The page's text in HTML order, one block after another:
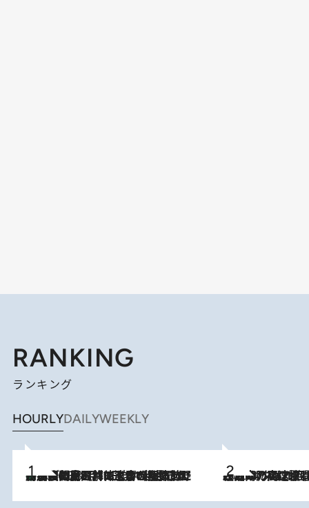
RANKING
ランキング
HOURLYDAILYWEEKLY
2026.8.8
「最後に見られてよかった」上野動物園の東園パンダ舎が解体前に特別公開。8月16日まで延長されたパネル展と共に辿る“半世紀”のパンダ飼育《解体工事の図面あり》 2026.8.7
「湘南乃風に憧れて」観客大盛上がりの“タオル回し”に、ラッパー顔負けの高速歌唱まで…さだまさし（74）のアグレッシブすぎる現在地